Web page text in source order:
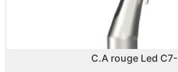
C.A rouge Led